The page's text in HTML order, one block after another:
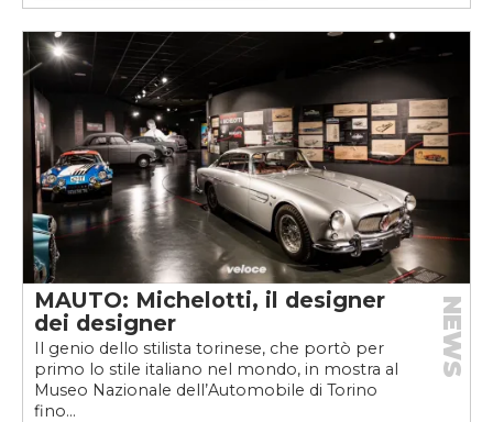
#COUNTACH LPI 800
#GANDINI
#LAMBORGHINI
#LAMBORGHINI COUNTACH
#LAMBORGHINI COUNTACH LPI 800
#MARCELLO GANDINI
MAUTO: Michelotti, il designer
dei designer
Il genio dello stilista torinese, che portò per
primo lo stile italiano nel mondo, in mostra al
Museo Nazionale dell’Automobile di Torino
fino...
NEWS